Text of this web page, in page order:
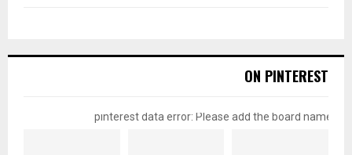
ON PINTEREST
pinterest data error: Please add the board name